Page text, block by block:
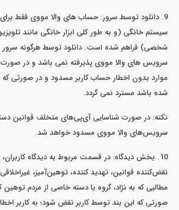
9. دانلود توسط سرور: حساب های والا مووی فقط
سیستم خانگی (و به طور کلی ابزار خانگی مانند
شخصی) فراهم شده است. دانلود توسط هرگونه سرور و
سرویس های والا مووی پذیرفته نمی باشد و در
موارد بدون اخطار حساب کاربر مسدود و در صورتی
شده باشد مسترد نمی گردد.
نکته: در صورت شناسایی آی‌پی‌های متخلف قوانین
سرویس‌های والا مووی مسدود خواهد شد.
10. بخش دیدگاه: در قسمت مربوط به دیدگاه
نقض‌کننده قوانین، تهدید کننده، توهین‌آمیز،
مطالبی که به نژاد، گروه یا دسته خاصی از مردم
صورتی که این بند توسط کاربر نقض شود؛ به کاربر